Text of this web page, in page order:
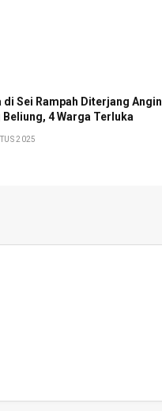
di Sei Rampah Diterjang Angin
Beliung, 4 Warga Terluka
2025